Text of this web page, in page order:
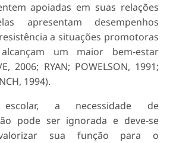
apoiadas em suas relações
apresentam desempenhos
a situações promotoras
um maior bem-estar
2006; RYAN; POWELSON, 1991;
1994).
a necessidade de
pode ser ignorada e deve-se
sua função para o